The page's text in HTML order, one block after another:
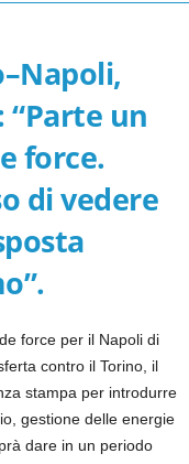
“Parte un
force.
di vedere
force per il Napoli di
contro il Torino, il
stampa per introdurre
gestione delle energie
dare in un periodo